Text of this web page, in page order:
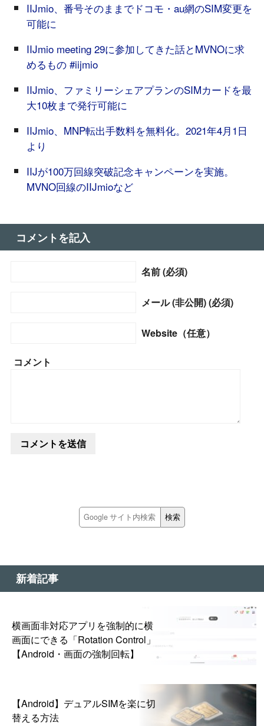
IIJmio、番号そのままでドコモ・au網のSIM変更を
可能に
IIJmio meeting 29に参加してきた話とMVNOに求
めるもの #iijmio
IIJmio、ファミリーシェアプランのSIMカードを最
大10枚まで発行可能に
IIJmio、MNP転出手数料を無料化。2021年4月1日
より
IIJが100万回線突破記念キャンペーンを実施。
MVNO回線のIIJmioなど
コメントを記入
名前 (必須)
メール (非公開) (必須)
Website（任意）
コメント
新着記事
横画面非対応アプリを強制的に横
画面にできる「Rotation Control」
【Android・画面の強制回転】
【Android】デュアルSIMを楽に切
替える方法